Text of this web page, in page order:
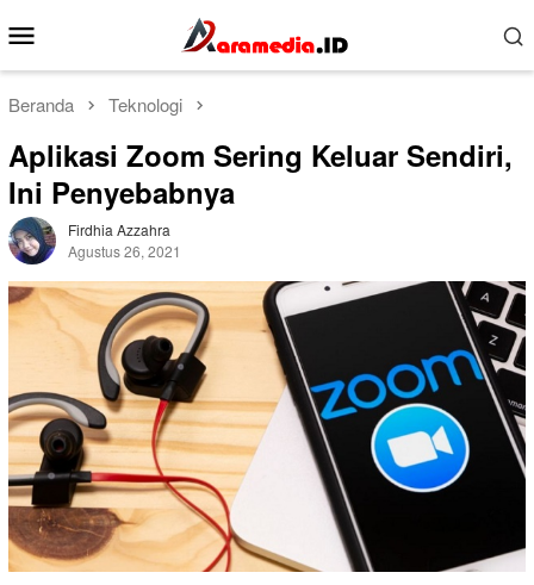
ke
kontenMobile
Beranda Teknologi
Aplikasi Zoom Sering Keluar Sendiri,
Ini Penyebabnya
Firdhia Azzahra
Agustus 26, 2021